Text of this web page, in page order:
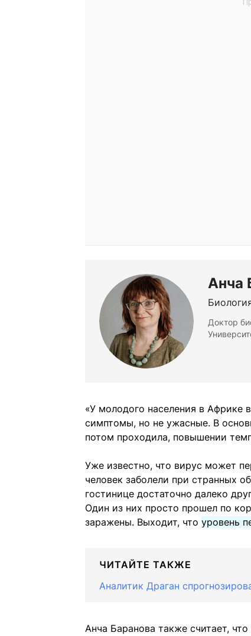
Анча
Доктор
«У молодого населения в Африке
симптомы, но не ужасные. В
потом проходила, повышении
Уже известно, что вирус может
человек заболели при странных
гостинице достаточно далеко
Один из них просто прошел по
заражены. Выходит, что уровень
ЧИТАЙТЕ ТАКЖЕ
Аналитик Драган
Анча Баранова также считает,